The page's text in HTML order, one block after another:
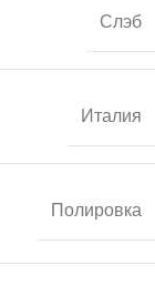
Слэб
Италия
Полировка